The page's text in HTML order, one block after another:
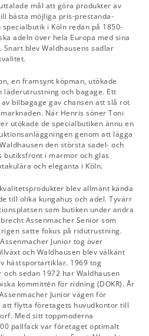
mål att göra produkter av
bästa möjliga pris-prestanda-
i Köln redan på 1850-
adeln över hela Europa med sina
blev Waldhausens sadlar
en framsynt köpman, utökade
och bagage. Ett
bilbagage gav chansen att slå rot
När Henris söner Toni
utökade de specialbutiken ännu en
genom att lägga
den största sadel- och
butiksfront i marmor och glas
och eleganta i Köln.
blev allmänt kända
till olika kungahus och adel. Tyvärr
som butiken under andra
Assenmacher Senior som
satte fokus på ridutrustning.
Junior tog över
och Waldhausen blev välkänt
hästsportartiklar. 1969 tog
sedan 1972 har Waldhausen
kommittén för ridning (DOKR). År
Junior vägen för
flytta företagets huvudkontor till
Med sitt toppmoderna
pallfack var företaget optimalt